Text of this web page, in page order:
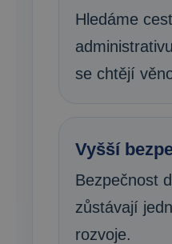
Hledáme
se chtějí
Vyšší
Bezpečnost
zůstávají
rozvoje.